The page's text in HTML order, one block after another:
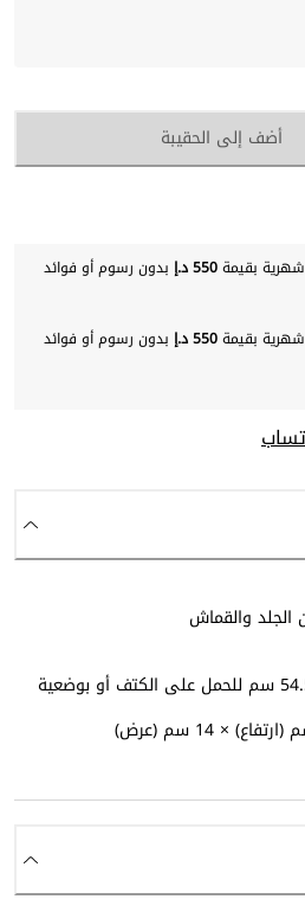
أضف إلى الحقيبة
550 د.إ
بدون رسوم أو فوائد
550 د.إ
بدون رسوم أو فوائد
والقماش
حمالة قابلة للإزالة بطول 54.5 سم للحمل على الكتف أو بوضعية